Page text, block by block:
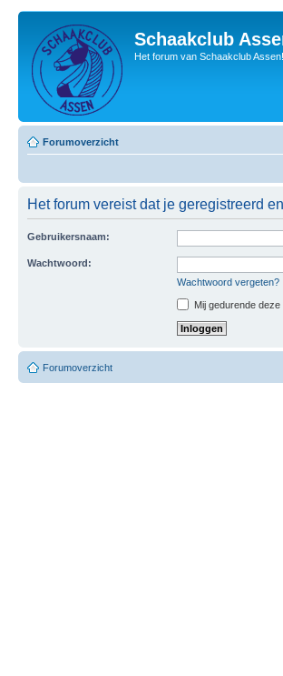
Schaakclub
Het forum van Schaakclub Assen!
Forumoverzicht
Het forum vereist dat je geregistreerd
Gebruikersnaam:
Wachtwoord:
Wachtwoord vergeten?
Mij gedurende
Forumoverzicht